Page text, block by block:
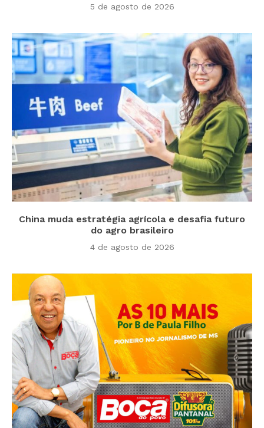
5 de agosto de 2026
China muda estratégia agrícola e desafia futuro
do agro brasileiro
4 de agosto de 2026